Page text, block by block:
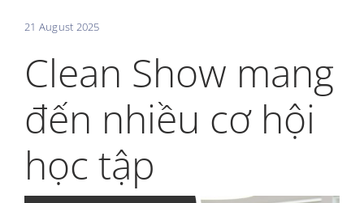
Các nhà đầu tư
Liên hệ với chúng tôi
My Alliance
21 August 2025
Clean Show mang
đến nhiều cơ hội
học tập